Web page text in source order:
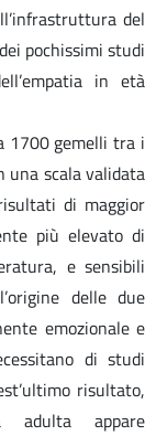
del
pochissimi studi
in età
1700 gemelli tra i
una scala validata
di maggior
più elevato di
e sensibili
delle due
emozionale e
di studi
risultato,
adulta appare